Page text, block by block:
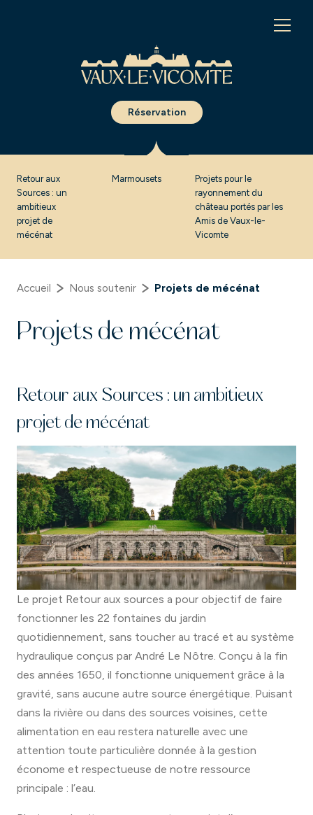
Réservation
Retour aux
Sources : un
ambitieux
projet de
mécénat
Marmousets
Projets pour le
rayonnement du
château portés par les
Amis de Vaux-le-
Vicomte
Accueil Nous soutenir Projets de mécénat
Projets de mécénat
Retour aux Sources : un ambitieux
projet de mécénat
Le projet Retour aux sources a pour objectif de faire
fonctionner les 22 fontaines du jardin
quotidiennement, sans toucher au tracé et au système
hydraulique conçus par André Le Nôtre. Conçu à la fin
des années 1650, il fonctionne uniquement grâce à la
gravité, sans aucune autre source énergétique. Puisant
dans la rivière ou dans des sources voisines, cette
alimentation en eau restera naturelle avec une
attention toute particulière donnée à la gestion
économe et respectueuse de notre ressource
principale : l’eau.